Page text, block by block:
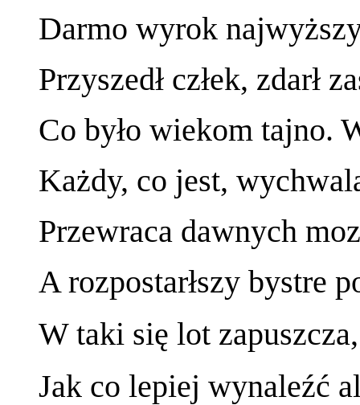
Darmo wyrok
Przyszedł człek, zdarł
Co było wiekom tajno.
Każdy, co jest,
Przewraca dawnych
A rozpostarłszy bystre
W taki się lot
Jak co lepiej wynaleźć